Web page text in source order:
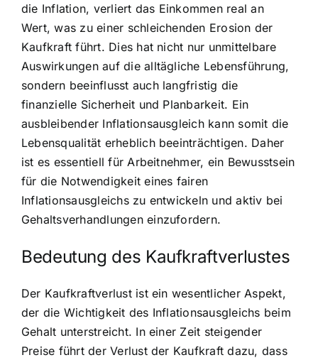
die Inflation, verliert das Einkommen real an
Wert, was zu einer schleichenden Erosion der
Kaufkraft führt. Dies hat nicht nur unmittelbare
Auswirkungen auf die alltägliche Lebensführung,
sondern beeinflusst auch langfristig die
finanzielle Sicherheit und Planbarkeit. Ein
ausbleibender Inflationsausgleich kann somit die
Lebensqualität erheblich beeinträchtigen. Daher
ist es essentiell für Arbeitnehmer, ein Bewusstsein
für die Notwendigkeit eines fairen
Inflationsausgleichs zu entwickeln und aktiv bei
Gehaltsverhandlungen einzufordern.
Bedeutung des Kaufkraftverlustes
Der Kaufkraftverlust ist ein wesentlicher Aspekt,
der die Wichtigkeit des Inflationsausgleichs beim
Gehalt unterstreicht. In einer Zeit steigender
Preise führt der Verlust der Kaufkraft dazu, dass